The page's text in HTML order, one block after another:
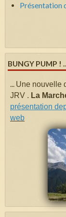
Présentation
BUNGY PUMP !
... Une nouvelle
JRV . La
présentation
web